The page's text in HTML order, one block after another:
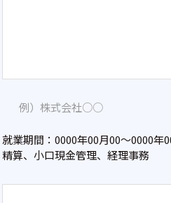
例）株式会社○○
就業期間：0000年00月00～0000
精算、小口現金管理、経理事務